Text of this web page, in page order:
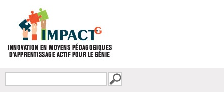
FORMULAIRE DE